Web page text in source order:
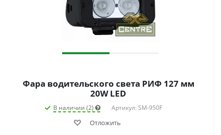
Фара водительского света РИФ 127 мм
20W LED
В наличии (2) Артикул: SM-950F
Отложить